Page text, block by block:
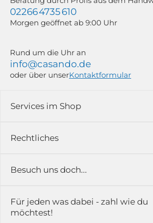
Rechtliches
Impressum
Rückgabe & Reklamation
Services im Shop
Versandkosten
Erfahrungsberichte & Bewertungen
Kontakt
Besuch uns doch...
in der Ausstellung...
02266 4735 610
Morgen geöffnet ab 9:00 Uhr
Rund um die Uhr an
info@casando.de
oder über unserKontaktformular
Für jeden was dabei - zahl wie du
möchtest!